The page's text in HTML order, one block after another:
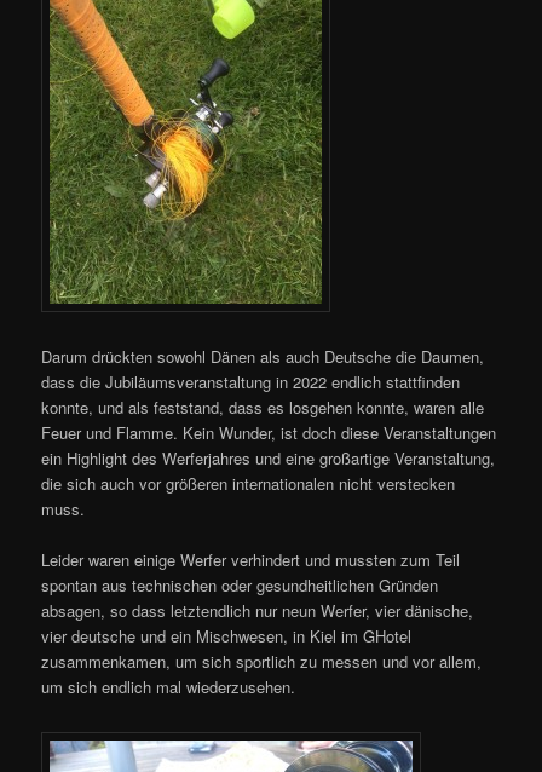
Darum drückten sowohl Dänen als auch Deutsche die Daumen,
dass die Jubiläumsveranstaltung in 2022 endlich stattfinden
konnte, und als feststand, dass es losgehen konnte, waren alle
Feuer und Flamme. Kein Wunder, ist doch diese Veranstaltungen
ein Highlight des Werferjahres und eine großartige Veranstaltung,
die sich auch vor größeren internationalen nicht verstecken
muss.
Leider waren einige Werfer verhindert und mussten zum Teil
spontan aus technischen oder gesundheitlichen Gründen
absagen, so dass letztendlich nur neun Werfer, vier dänische,
vier deutsche und ein Mischwesen, in Kiel im GHotel
zusammenkamen, um sich sportlich zu messen und vor allem,
um sich endlich mal wiederzusehen.